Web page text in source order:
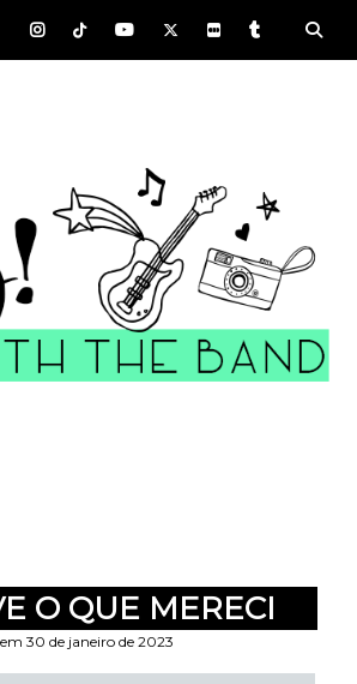
O QUE MERECI
em 30 de janeiro de 2023